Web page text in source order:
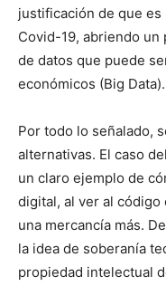
justificación de que
Covid-19, abriendo un
de datos que puede
económicos (Big Data).
Por todo lo señalado,
alternativas. El caso
un claro ejemplo de
digital, al ver al código
una mercancía más.
la idea de soberanía
propiedad intelectual